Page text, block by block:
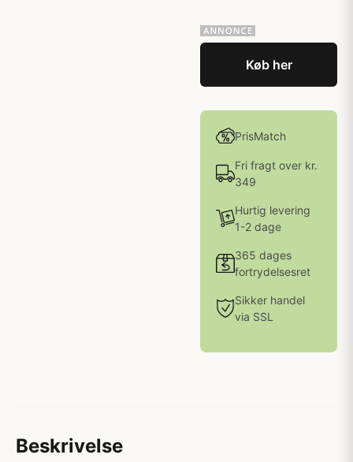
Køb her
PrisMatch
Fri fragt over kr.
349
Hurtig levering
1-2 dage
365 dages
fortrydelsesret
Sikker handel
via SSL
Beskrivelse